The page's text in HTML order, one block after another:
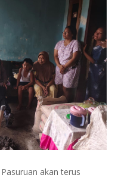
akan terus